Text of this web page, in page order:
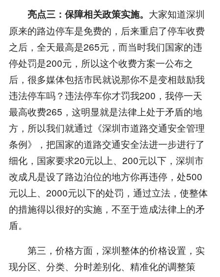
亮点三：保障相关政策实施。 大家知道深圳
原来的路边停车是免费的，后来重启了停车收费
之后，全天最高是265元，而当时我们国家的违
停处罚是200元，所以这个收费方案一公布之
后，很多媒体包括市民就说那你不是变相鼓励我
违法停车吗？违法停车你才罚我200，我停一天
最高收费265，这明显就是法律上处于矛盾的地
方，所以我们就通过《深圳市道路交通安全管理
条例》，把国家的道路交通安全法进一步进行了
细化，国家要求20元以上、200元以下，深圳市
改成凡是设了路边泊位的地方你再违停，处500
元以上、2000元以下的处罚，通过立法，使整体
的措施得以很好的实施，不至于造成法律上的矛
盾。
第三，价格方面，深圳整体的价格设置，实
现分区、分类、分时差别化、精准化的调整策